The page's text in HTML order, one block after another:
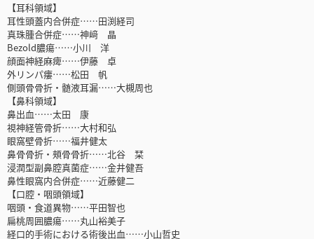
【耳科領域】
耳性頭蓋内合併症……田渕経司
真珠腫合併症……神﨑 晶
Bezold膿瘍……小川 洋
顔面神経麻痺……伊藤 卓
外リンパ瘻……松田 帆
側頭骨骨折・髄液耳漏……大槻周也
【鼻科領域】
鼻出血……太田 康
視神経管骨折……大村和弘
眼窩壁骨折……福井健太
鼻骨骨折・頰骨骨折……北谷 栞
浸潤型副鼻腔真菌症……金井健吾
鼻性眼窩内合併症……近藤健二
【口腔・咽頭領域】
咽頭・食道異物……平田智也
扁桃周囲膿瘍……丸山裕美子
経口的手術における術後出血……小山哲史